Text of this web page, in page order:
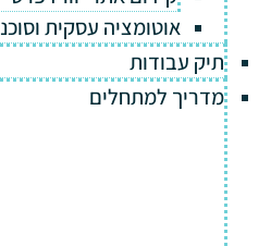
אוטומציה עסקית וסוכני AI
תיק עבודות
מדריך למתחלים